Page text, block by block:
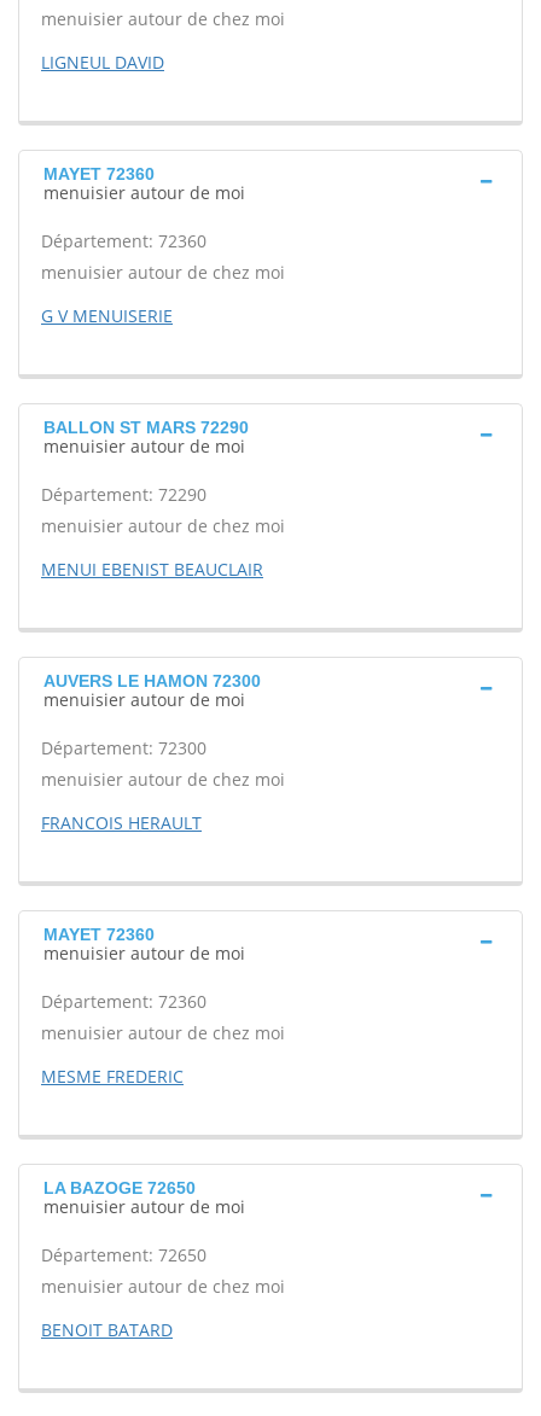
menuisier autour de chez moi
LIGNEUL DAVID
MAYET 72360
menuisier autour de moi
Département: 72360
menuisier autour de chez moi
G V MENUISERIE
BALLON ST MARS 72290
menuisier autour de moi
Département: 72290
menuisier autour de chez moi
MENUI EBENIST BEAUCLAIR
AUVERS LE HAMON 72300
menuisier autour de moi
Département: 72300
menuisier autour de chez moi
FRANCOIS HERAULT
MAYET 72360
menuisier autour de moi
Département: 72360
menuisier autour de chez moi
MESME FREDERIC
LA BAZOGE 72650
menuisier autour de moi
Département: 72650
menuisier autour de chez moi
BENOIT BATARD